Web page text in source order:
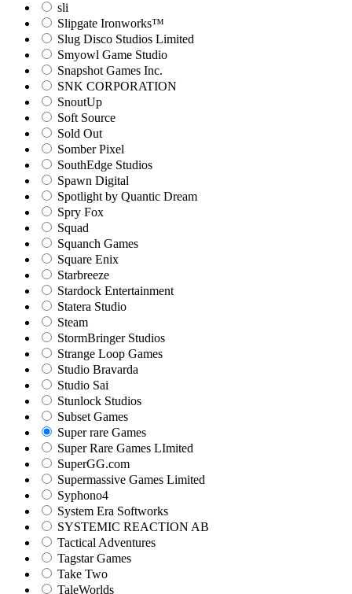
sli
Slipgate Ironworks™
Slug Disco Studios Limited
Smyowl Game Studio
Snapshot Games Inc.
SNK CORPORATION
SnoutUp
Soft Source
Sold Out
Somber Pixel
SouthEdge Studios
Spawn Digital
Spotlight by Quantic Dream
Spry Fox
Squad
Squanch Games
Square Enix
Starbreeze
Stardock Entertainment
Statera Studio
Steam
StormBringer Studios
Strange Loop Games
Studio Bravarda
Studio Sai
Stunlock Studios
Subset Games
Super rare Games
Super Rare Games LImited
SuperGG.com
Supermassive Games Limited
Syphono4
System Era Softworks
SYSTEMIC REACTION AB
Tactical Adventures
Tagstar Games
Take Two
TaleWorlds